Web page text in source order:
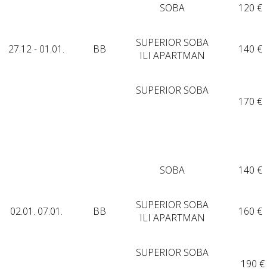
27.12 - 01.01. BB
SOBA 120 €
SUPERIOR SOBA
ILI APARTMAN
140 €
SUPERIOR SOBA
170 €
02.01. 07.01. BB
SOBA 140 €
SUPERIOR SOBA
ILI APARTMAN
160 €
SUPERIOR SOBA
190 €